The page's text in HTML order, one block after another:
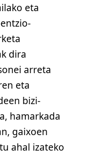
eta
dira
arreta
eta
bizi-
hamarkada
gaixoen
ahal izateko